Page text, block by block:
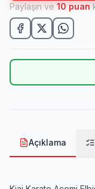
Paylaşın ve10puan
Açıklama